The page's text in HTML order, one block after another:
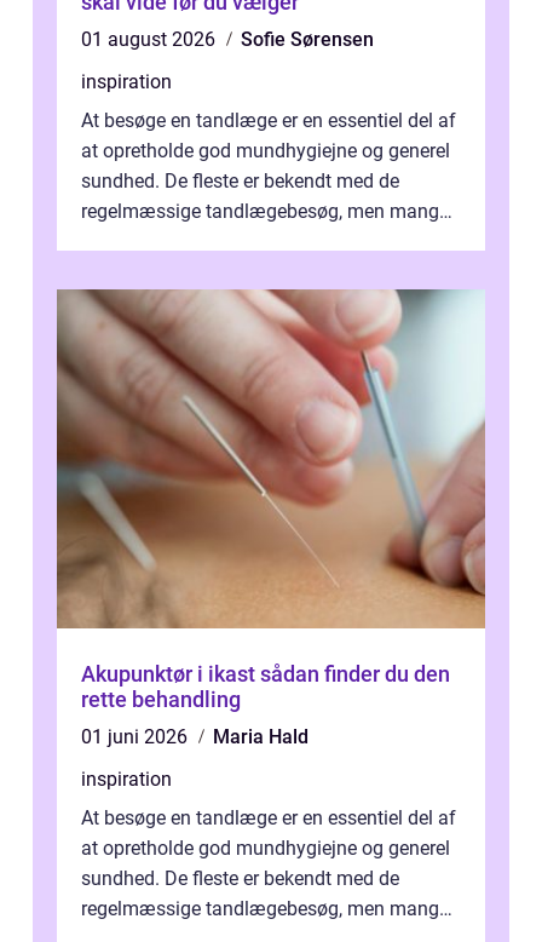
01 august 2026
Sofie Sørensen
inspiration
At besøge en tandlæge er en essentiel del af
at opretholde god mundhygiejne og generel
sundhed. De fleste er bekendt med de
regelmæssige tandlægebesøg, men mange
Akupunktør i ikast sådan finder du den
rette behandling
01 juni 2026
Maria Hald
inspiration
At besøge en tandlæge er en essentiel del af
at opretholde god mundhygiejne og generel
sundhed. De fleste er bekendt med de
regelmæssige tandlægebesøg, men mange